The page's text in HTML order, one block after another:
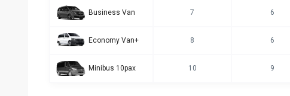
Business Van 7 6
Economy Van+ 8 6
Minibus 10pax 10 9